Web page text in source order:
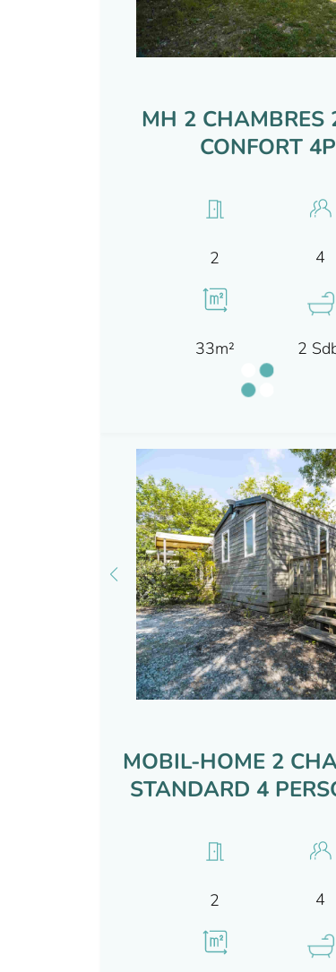
MH 2 CHAMBRES
CONFORT 4P
2 4
33m² 2
MOBIL-HOME 2
STANDARD 4
2 4